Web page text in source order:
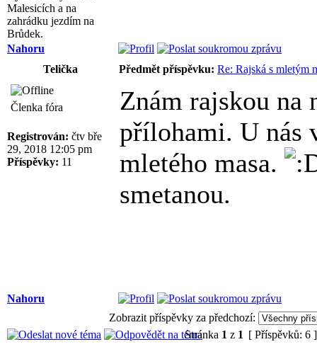
Malesicích a na
zahrádku jezdím na
Brůdek.
Nahoru
Telička
Předmět příspěvku: Re: Rajská s mletým
Členka fóra
Registrován: čtv bře
29, 2018 12:05 pm
Příspěvky: 11
Znám rajskou na
přílohami. U nás
mletého masa.
smetanou.
Nahoru
Zobrazit příspěvky za předchozí:
Stránka 1 z 1 [ Příspěvků: 6